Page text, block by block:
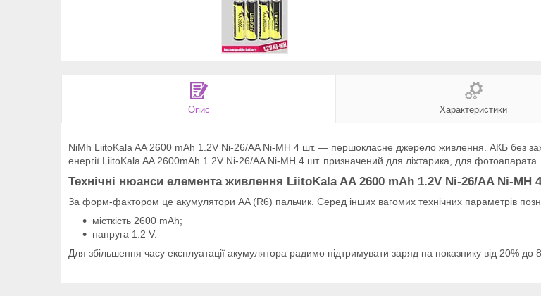
Опис Характеристики
NiMh LiitoKala AA 2600 mAh 1.2V Ni-26/AA Ni-MH 4 шт. — першокласне джерело живлення. АКБ без
енергії LiitoKala AA 2600mAh 1.2V Ni-26/AA Ni-MH 4 шт. призначений для ліхтарика, для фотоапарата.
Технічні нюанси елемента живлення LiitoKala AA 2600 mAh 1.2V Ni-26/AA Ni-MH
За форм-фактором це акумулятори AA (R6) пальчик. Серед інших вагомих технічних параметрів
місткість 2600 mAh;
напруга 1.2 V.
Для збільшення часу експлуатації акумулятора радимо підтримувати заряд на показнику від 20% до